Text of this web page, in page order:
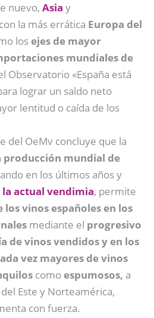
nuevo, Asia y
la más errática Europa del
losejes de mayor
mundiales de
Observatorio «España está
lograr un saldo neto
lentitud o caída de los
del OeMv concluye que la
producción mundial de
en los últimos años y
la actual vendimia, permite
vinos españoles en los
mediante el progresivo
de vinos vendidos y en los
vez mayores de vinos
comoespumosos, a
Este y Norteamérica,
con fuerza.